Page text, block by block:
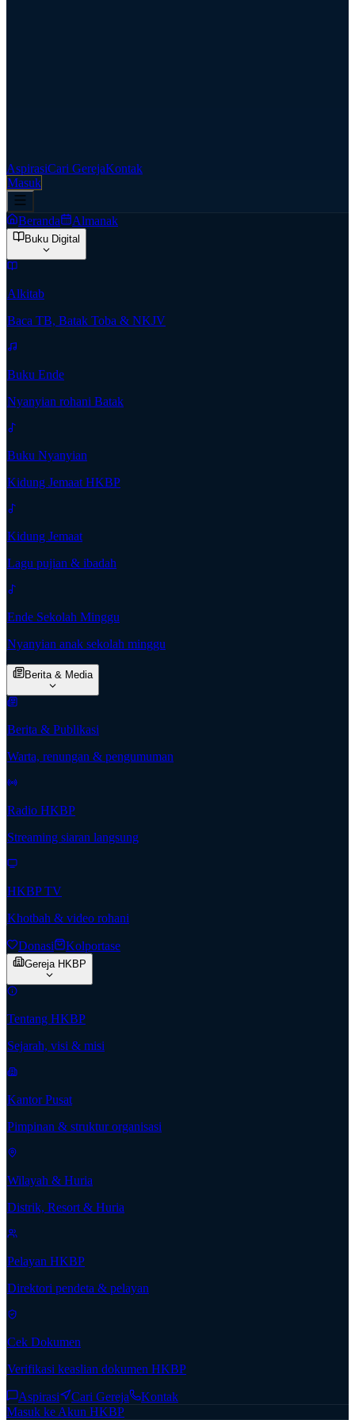
AspirasiCari GerejaKontak
Masuk
Beranda Almanak
Buku Digital
Alkitab
Baca TB, Batak Toba & NKJV
Buku Ende
Nyanyian rohani Batak
Buku Nyanyian
Kidung Jemaat HKBP
Kidung Jemaat
Lagu pujian & ibadah
Ende Sekolah Minggu
Nyanyian anak sekolah minggu
Berita & Media
Berita & Publikasi
Warta, renungan & pengumuman
Radio HKBP
Streaming siaran langsung
HKBP TV
Khotbah & video rohani
Donasi Kolportase
Gereja HKBP
Tentang HKBP
Sejarah, visi & misi
Kantor Pusat
Pimpinan & struktur organisasi
Wilayah & Huria
Distrik, Resort & Huria
Pelayan HKBP
Direktori pendeta & pelayan
Cek Dokumen
Verifikasi keaslian dokumen HKBP
Aspirasi Cari Gereja
Kontak
Masuk ke Akun HKBP